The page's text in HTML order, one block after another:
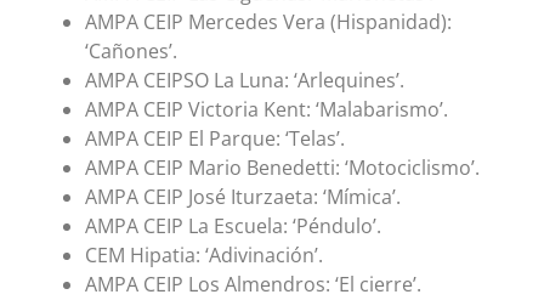
AMPA CEIP Mercedes Vera (Hispanidad):
‘Cañones’.
AMPA CEIPSO La Luna: ‘Arlequines’.
AMPA CEIP Victoria Kent: ‘Malabarismo’.
AMPA CEIP El Parque: ‘Telas’.
AMPA CEIP Mario Benedetti: ‘Motociclismo’.
AMPA CEIP José Iturzaeta: ‘Mímica’.
AMPA CEIP La Escuela: ‘Péndulo’.
CEM Hipatia: ‘Adivinación’.
AMPA CEIP Los Almendros: ‘El cierre’.